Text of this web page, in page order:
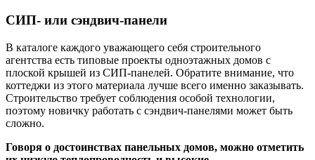
СИП- или сэндвич-панели
В каталоге каждого уважающего себя строительного
агентства есть типовые проекты одноэтажных домов с
плоской крышей из СИП-панелей. Обратите внимание, что
коттеджи из этого материала лучше всего именно заказывать.
Строительство требует соблюдения особой технологии,
поэтому новичку работать с сэндвич-панелями может быть
сложно.
Говоря о достоинствах панельных домов, можно отметить